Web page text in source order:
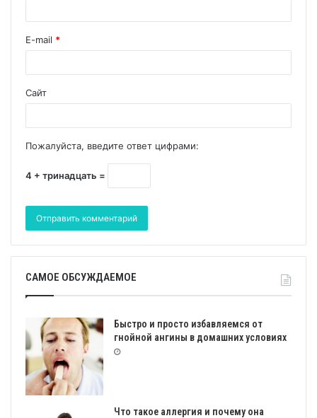
E-mail *
Сайт
Пожалуйста, введите ответ цифрами:
4 + тринадцать =
САМОЕ ОБСУЖДАЕМОЕ
Быстро и просто избавляемся от
гнойной ангины в домашних условиях
Что такое аллергия и почему она